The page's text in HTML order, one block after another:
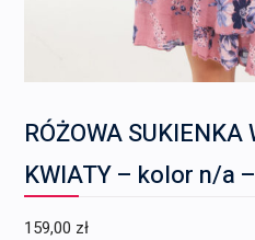
RÓŻOWA SUKIENKA
KWIATY – kolor n/a
159,00 zł